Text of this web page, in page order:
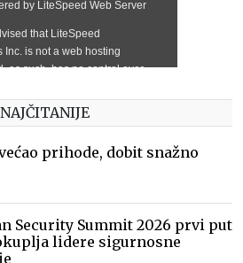
NAJČITANIJE
prihode, dobit snažno
Security Summit 2026 prvi put
lidere sigurnosne